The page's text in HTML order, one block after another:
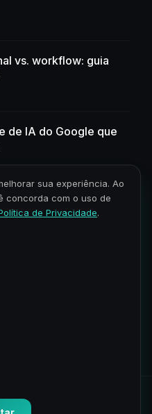
vs. workflow: guia
de IA do Google que
criar vídeos em 2026:
de Privacidade
sua experiência. Ao
concorda com o uso de
de Privacidade.